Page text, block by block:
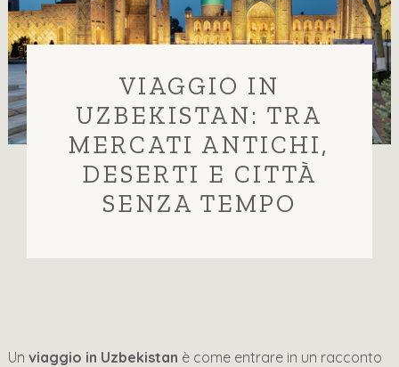
VIAGGIO IN
UZBEKISTAN: TRA
MERCATI ANTICHI,
DESERTI E CITTÀ
SENZA TEMPO
Un viaggio in Uzbekistan è come entrare in un racconto